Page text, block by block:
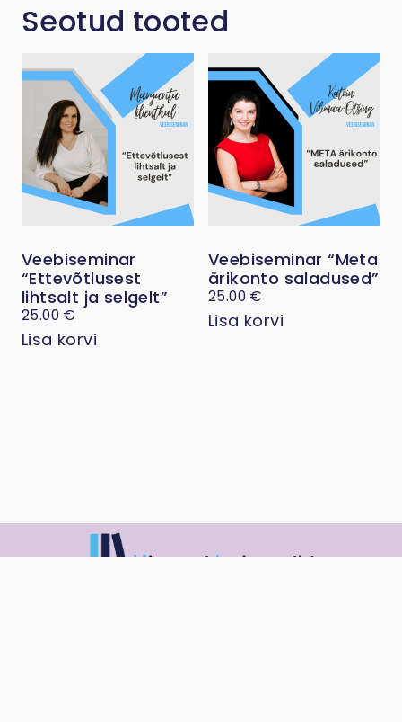
Seotud tooted
Veebiseminar
“Ettevõtlusest
lihtsalt ja selgelt”
25.00 €
Lisa korvi
Veebiseminar “Meta
ärikonto saladused”
25.00 €
Lisa korvi